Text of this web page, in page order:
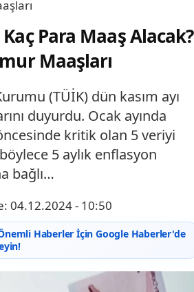
Para Maaş Alacak?
Maaşları
(TÜİK) dün kasım ayı
duyurdu. Ocak ayında
kritik olan 5 veriyi
5 aylık enflasyon
bağlı…
04.12.2024 - 10:50
Haberler İçin Google Haberler'de